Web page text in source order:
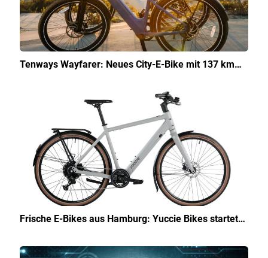
Tenways Wayfarer: Neues City-E-Bike mit 137 km…
Frische E-Bikes aus Hamburg: Yuccie Bikes startet…